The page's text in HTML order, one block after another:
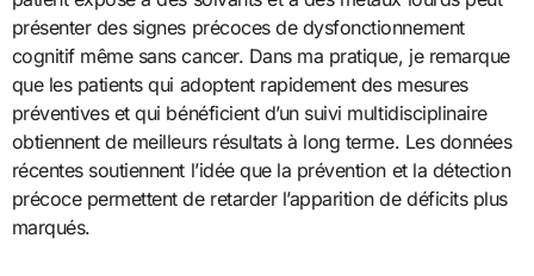
présenter des signes précoces de dysfonctionnement
cognitif même sans cancer. Dans ma pratique, je remarque
que les patients qui adoptent rapidement des mesures
préventives et qui bénéficient d’un suivi multidisciplinaire
obtiennent de meilleurs résultats à long terme. Les données
récentes soutiennent l’idée que la prévention et la détection
précoce permettent de retarder l’apparition de déficits plus
marqués.